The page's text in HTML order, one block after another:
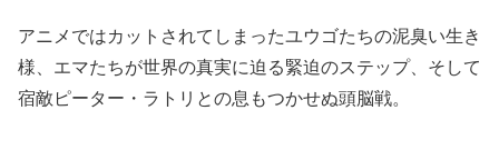
アニメではカットされてしまったユウゴたちの泥臭い生き
様、エマたちが世界の真実に迫る緊迫のステップ、そして
宿敵ピーター・ラトリとの息もつかせぬ頭脳戦。